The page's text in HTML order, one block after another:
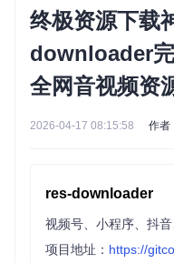
终极资源下载
downloader
全网音视频资
2026-04-17 08:15:58 作者
res-downloader
项目地址： https://